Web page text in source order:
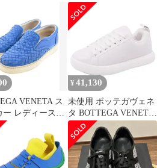
ローカットスニ
ダッドシューズ
ホワイト #36 日
ズ約23cm 565646
スニーカー スピードス
タ
VENETA ス
ー レディース
【中古】【送
¥ 41,130
未使用 ボッテガヴェネ
タ BOTTEGA VENETA
PILLOW ピロースニ